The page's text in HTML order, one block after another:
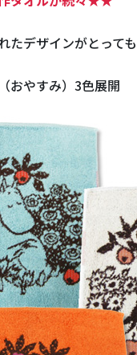
たデザインがとって
おやすみ）3色展開